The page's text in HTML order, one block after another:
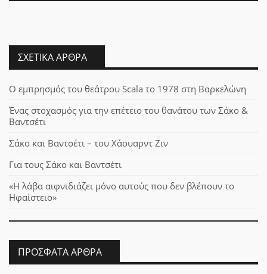
ΣΧΕΤΙΚΆ ΆΡΘΡΑ
Ο εμπρησμός του θεάτρου Scala το 1978 στη Βαρκελώνη
Ένας στοχασμός για την επέτειο του θανάτου των Σάκο &
Βαντσέτι
Σάκο και Βαντσέτι – του Χάουαρντ Ζιν
Για τους Σάκο και Βαντσέτι
«Η λάβα αιφνιδιάζει μόνο αυτούς που δεν βλέπουν το
Ηφαίστειο»
ΠΡΌΣΦΑΤΑ ΆΡΘΡΑ